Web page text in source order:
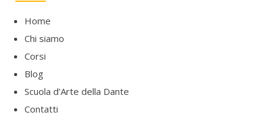
Home
Chi siamo
Corsi
Blog
Scuola d’Arte della Dante
Contatti